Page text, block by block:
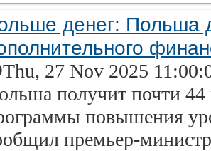
денег: Польша
27 Nov 2025
получит почти 44
повышения
премьер-